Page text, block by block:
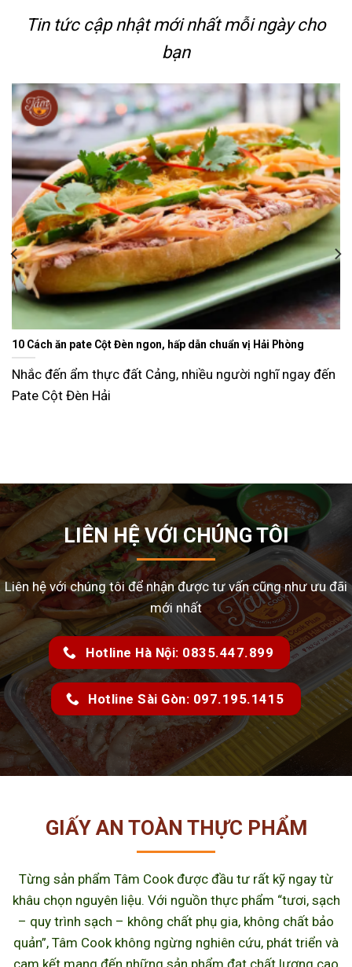
Tin tức cập nhật mới nhấtmỗi ngày cho
bạn
vị Hải Phòng
nghĩ ngay đến
Ăn gì ngày Tết sao cho đỡ ngán và lạ miệng? Gợi ý 15
Tết Nguyên Đán là dịp sum vầy, nhưng cũng là
LIÊN HỆ VỚI CHÚNG TÔI
Liên hệ với chúng tôi để nhận được tư vấn cũng như ưu đãi
mới nhất
Hotline Hà Nội: 0835.447.899
Hotline Sài Gòn: 097.195.1415
GIẤY AN TOÀN THỰC PHẨM
Từng sản phẩm Tâm Cook được đầu tư rất kỹ ngay từ
khâu chọn nguyên liệu. Với nguồn thực phẩm “tươi, sạch
– quy trình sạch – không chất phụ gia, không chất bảo
quản”, Tâm Cook không ngừng nghiên cứu, phát triển và